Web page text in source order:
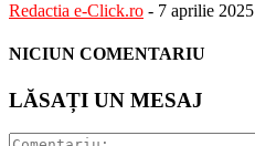
Redactia e-Click.ro - 7 aprilie 2025
NICIUN COMENTARIU
LĂSAȚI UN MESAJ